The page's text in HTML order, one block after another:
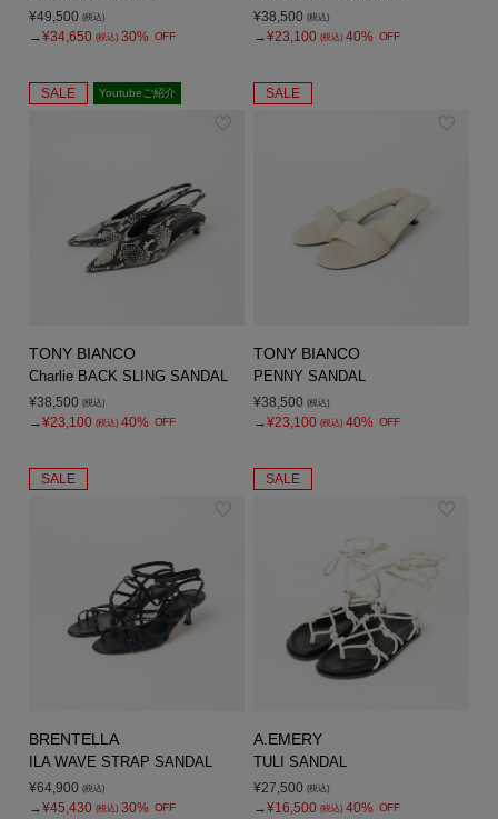
¥49,500 (税込)
→¥34,650 (税込) 30% OFF
¥38,500 (税込)
→¥23,100 (税込) 40% OFF
SALE Youtubeご紹介
TONY BIANCO
Charlie BACK SLING SANDAL
¥38,500 (税込)
→¥23,100 (税込) 40% OFF
SALE
TONY BIANCO
PENNY SANDAL
¥38,500 (税込)
→¥23,100 (税込) 40% OFF
SALE
BRENTELLA
ILA WAVE STRAP SANDAL
¥64,900 (税込)
→¥45,430 (税込) 30% OFF
SALE
A.EMERY
TULI SANDAL
¥27,500 (税込)
→¥16,500 (税込) 40% OFF